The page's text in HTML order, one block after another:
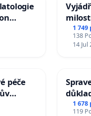
1
138
14 Jul
péče
1
119